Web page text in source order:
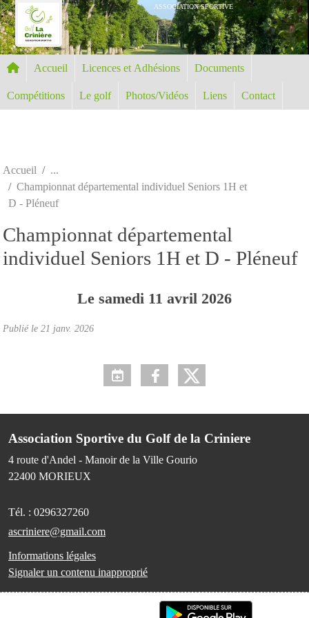
ASSOCIATION SPORTIVE
Accueil Licences et Adhésions Documents
Compétitions Le golf Photos/Vidéos Liens Contact
Accueil
Championnat départemental individuel Seniors 1H et
D - Pléneuf
Championnat départemental
individuel Seniors 1H et D - Pléneuf
Le samedi 11 avril 2026
Publié le 21 janv. 2026
Association Sportive du Golf de la Criniere
4 route d'Andel - Manoir de la Ville Gourio
22400 MORIEUX
Tél. : 0296327260
ascriniere@gmail.com
Informations légales
Signaler un contenu inapproprié
Panneau de gestion des cookies